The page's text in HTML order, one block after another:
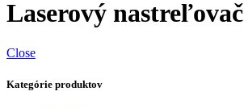
Laserový nastreľovač
Close
Kategórie produktov